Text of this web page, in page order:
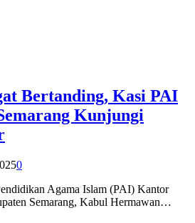
Bertanding, Kasi PAI
Kunjungi
0
Agama Islam (PAI) Kantor
Semarang, Kabul Hermawan…